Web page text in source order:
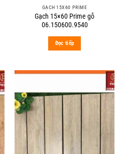
GẠCH 15X60 PRIME
Gạch 15×60 Prime gỗ
06.150600.9540
Đọc tiếp